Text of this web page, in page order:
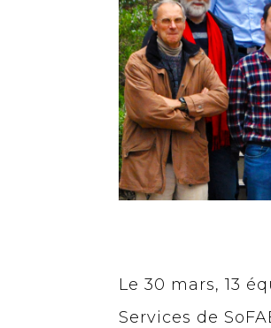
Le 30 mars, 13
Services de